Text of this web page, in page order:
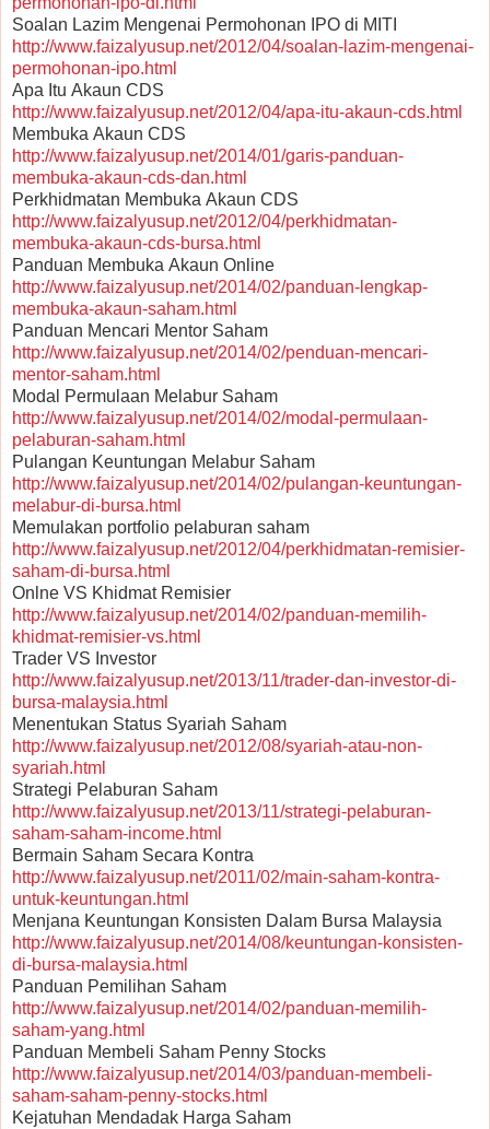
Soalan Lazim Mengenai Permohonan IPO di MITI
http://www.faizalyusup.net/2012/04/soalan-lazim-mengenai-
permohonan-ipo.html
Apa Itu Akaun CDS
http://www.faizalyusup.net/2012/04/apa-itu-akaun-cds.html
Membuka Akaun CDS
http://www.faizalyusup.net/2014/01/garis-panduan-
membuka-akaun-cds-dan.html
Perkhidmatan Membuka Akaun CDS
http://www.faizalyusup.net/2012/04/perkhidmatan-
membuka-akaun-cds-bursa.html
Panduan Membuka Akaun Online
http://www.faizalyusup.net/2014/02/panduan-lengkap-
membuka-akaun-saham.html
Panduan Mencari Mentor Saham
http://www.faizalyusup.net/2014/02/penduan-mencari-
mentor-saham.html
Modal Permulaan Melabur Saham
http://www.faizalyusup.net/2014/02/modal-permulaan-
pelaburan-saham.html
Pulangan Keuntungan Melabur Saham
http://www.faizalyusup.net/2014/02/pulangan-keuntungan-
melabur-di-bursa.html
Memulakan portfolio pelaburan saham
http://www.faizalyusup.net/2012/04/perkhidmatan-remisier-
saham-di-bursa.html
Onlne VS Khidmat Remisier
http://www.faizalyusup.net/2014/02/panduan-memilih-
khidmat-remisier-vs.html
Trader VS Investor
http://www.faizalyusup.net/2013/11/trader-dan-investor-di-
bursa-malaysia.html
Menentukan Status Syariah Saham
http://www.faizalyusup.net/2012/08/syariah-atau-non-
syariah.html
Strategi Pelaburan Saham
http://www.faizalyusup.net/2013/11/strategi-pelaburan-
saham-saham-income.html
Bermain Saham Secara Kontra
http://www.faizalyusup.net/2011/02/main-saham-kontra-
untuk-keuntungan.html
Menjana Keuntungan Konsisten Dalam Bursa Malaysia
http://www.faizalyusup.net/2014/08/keuntungan-konsisten-
di-bursa-malaysia.html
Panduan Pemilihan Saham
http://www.faizalyusup.net/2014/02/panduan-memilih-
saham-yang.html
Panduan Membeli Saham Penny Stocks
http://www.faizalyusup.net/2014/03/panduan-membeli-
saham-saham-penny-stocks.html
Kejatuhan Mendadak Harga Saham